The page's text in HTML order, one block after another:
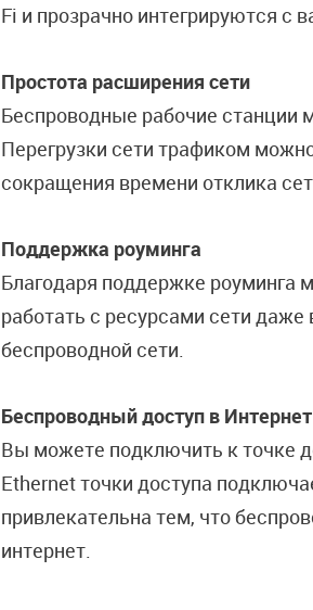
Fi и прозрачно интегрируются с
Простота расширения сети
Беспроводные рабочие станции
Перегрузки сети трафиком
сокращения времени отклика
Поддержка роуминга
Благодаря поддержке роуминга
работать с ресурсами сети
беспроводной сети.
Беспроводный доступ в Интернет
Вы можете подключить к точке
Ethernet точки доступа
привлекательна тем, что
интернет.